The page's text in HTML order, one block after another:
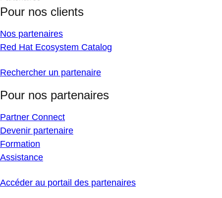
Pour nos clients
Nos partenaires
Red Hat Ecosystem Catalog
Rechercher un partenaire
Pour nos partenaires
Partner Connect
Devenir partenaire
Formation
Assistance
Accéder au portail des partenaires